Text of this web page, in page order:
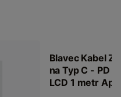
Blavec Kabel
na Typ C - PD
LCD 1 metr